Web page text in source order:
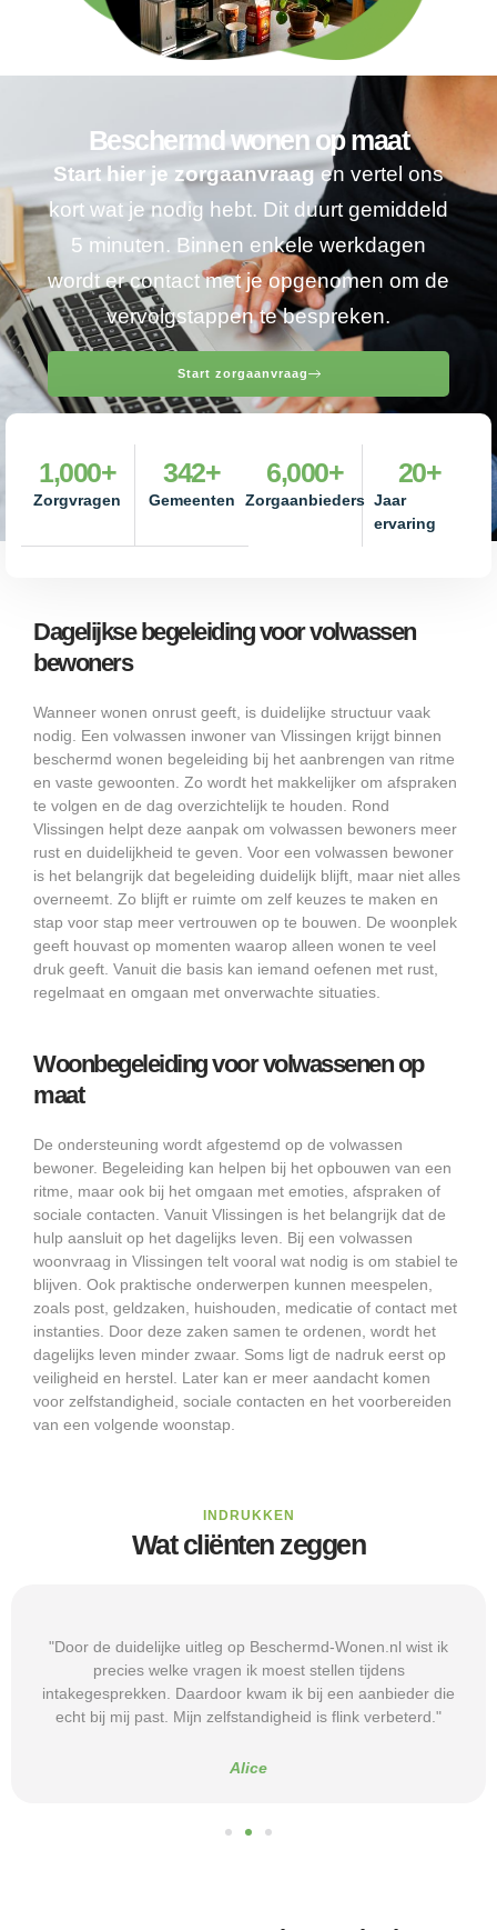
Beschermd wonen op maat
Start hier je zorgaanvraagen vertel ons
kort wat je nodig hebt. Dit duurt gemiddeld
5 minuten. Binnen enkele werkdagen
wordt er contact met je opgenomen om de
vervolgstappen te bespreken.
Start zorgaanvraag
Zorgvragen
1,000+
Gemeenten
342+
Zorgaanbieders
6,000+
Jaar
ervaring
20+
Dagelijkse begeleiding voor volwassen
bewoners
Wanneer wonen onrust geeft, is duidelijke structuur vaak
nodig. Een volwassen inwoner van Vlissingen krijgt binnen
beschermd wonen begeleiding bij het aanbrengen van ritme
en vaste gewoonten. Zo wordt het makkelijker om afspraken
te volgen en de dag overzichtelijk te houden. Rond
Vlissingen helpt deze aanpak om volwassen bewoners meer
rust en duidelijkheid te geven. Voor een volwassen bewoner
is het belangrijk dat begeleiding duidelijk blijft, maar niet alles
overneemt. Zo blijft er ruimte om zelf keuzes te maken en
stap voor stap meer vertrouwen op te bouwen. De woonplek
geeft houvast op momenten waarop alleen wonen te veel
druk geeft. Vanuit die basis kan iemand oefenen met rust,
regelmaat en omgaan met onverwachte situaties.
Woonbegeleiding voor volwassenen op
maat
De ondersteuning wordt afgestemd op de volwassen
bewoner. Begeleiding kan helpen bij het opbouwen van een
ritme, maar ook bij het omgaan met emoties, afspraken of
sociale contacten. Vanuit Vlissingen is het belangrijk dat de
hulp aansluit op het dagelijks leven. Bij een volwassen
woonvraag in Vlissingen telt vooral wat nodig is om stabiel te
blijven. Ook praktische onderwerpen kunnen meespelen,
zoals post, geldzaken, huishouden, medicatie of contact met
instanties. Door deze zaken samen te ordenen, wordt het
dagelijks leven minder zwaar. Soms ligt de nadruk eerst op
veiligheid en herstel. Later kan er meer aandacht komen
voor zelfstandigheid, sociale contacten en het voorbereiden
van een volgende woonstap.
INDRUKKEN
Wat cliënten zeggen
"Door de duidelijke uitleg op Beschermd-Wonen.nl wist ik
precies welke vragen ik moest stellen tijdens
intakegesprekken. Daardoor kwam ik bij een aanbieder die
echt bij mij past. Mijn zelfstandigheid is flink verbeterd."
Alice